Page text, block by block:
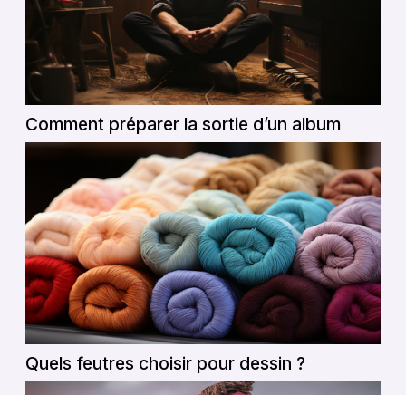
Comment préparer la sortie d’un album
Quels feutres choisir pour dessin ?